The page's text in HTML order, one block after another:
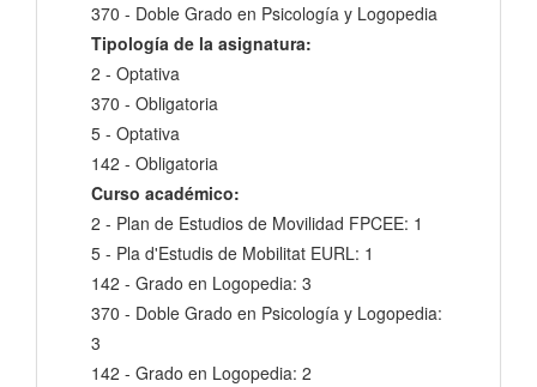
370 - Doble Grado en Psicología y Logopedia
Tipología de la asignatura:
2 - Optativa
370 - Obligatoria
5 - Optativa
142 - Obligatoria
Curso académico:
2 - Plan de Estudios de Movilidad FPCEE: 1
5 - Pla d'Estudis de Mobilitat EURL: 1
142 - Grado en Logopedia: 3
370 - Doble Grado en Psicología y Logopedia:
3
142 - Grado en Logopedia: 2